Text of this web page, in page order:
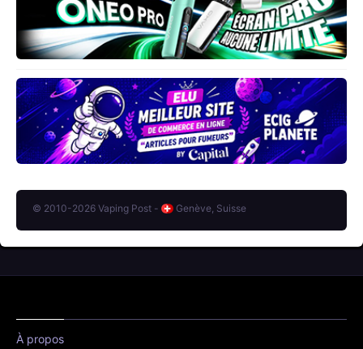
© 2010-2026 Vaping Post - Genève, Suisse
À propos